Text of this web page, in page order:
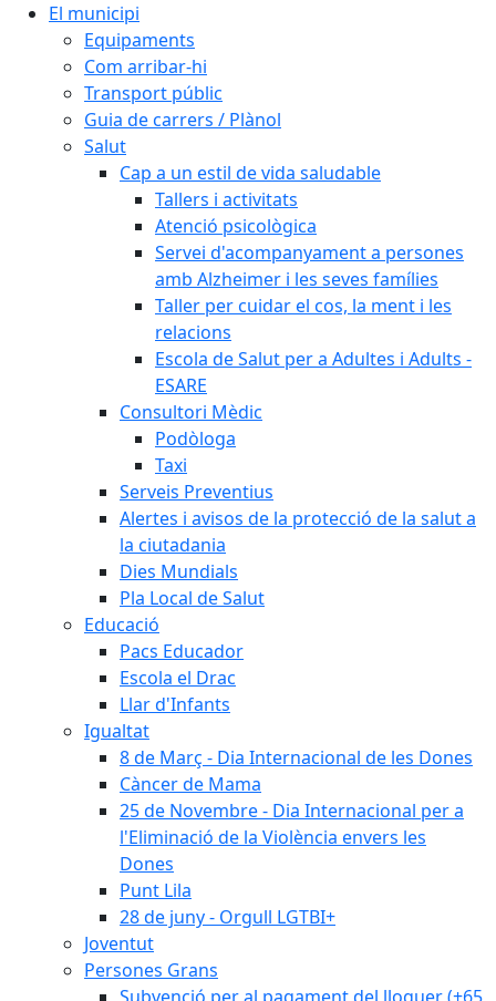
El municipi
Equipaments
Com arribar-hi
Transport públic
Guia de carrers / Plànol
Salut
Cap a un estil de vida saludable
Tallers i activitats
Atenció psicològica
Servei d'acompanyament a persones
amb Alzheimer i les seves famílies
Taller per cuidar el cos, la ment i les
relacions
Escola de Salut per a Adultes i Adults -
ESARE
Consultori Mèdic
Podòloga
Taxi
Serveis Preventius
Alertes i avisos de la protecció de la salut a
la ciutadania
Dies Mundials
Pla Local de Salut
Educació
Pacs Educador
Escola el Drac
Llar d'Infants
Igualtat
8 de Març - Dia Internacional de les Dones
Càncer de Mama
25 de Novembre - Dia Internacional per a
l'Eliminació de la Violència envers les
Dones
Punt Lila
28 de juny - Orgull LGTBI+
Joventut
Persones Grans